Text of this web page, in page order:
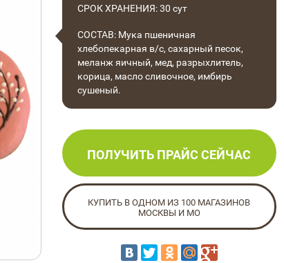
СРОК ХРАНЕНИЯ: 30 сут
СОСТАВ: Мука пшеничная
хлебопекарная в/с, сахарный песок,
меланж яичный, мед, разрыхлитель,
корица, масло сливочное, имбирь
сушеный.
ПОЛУЧИТЬ ПРАЙС СЕЙЧАС
КУПИТЬ В ОДНОМ ИЗ 100 МАГАЗИНОВ
МОСКВЫ И МО